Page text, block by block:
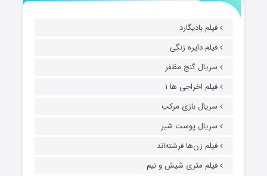
فیلم بادیگارد
فیلم دایره زنگی
سریال گنج مظفر
فیلم اخراجی ها ۱
سریال بازی مرکب
سریال پوست شیر
فیلم زن‌ها فرشته‌اند
فیلم متری شیش و نیم